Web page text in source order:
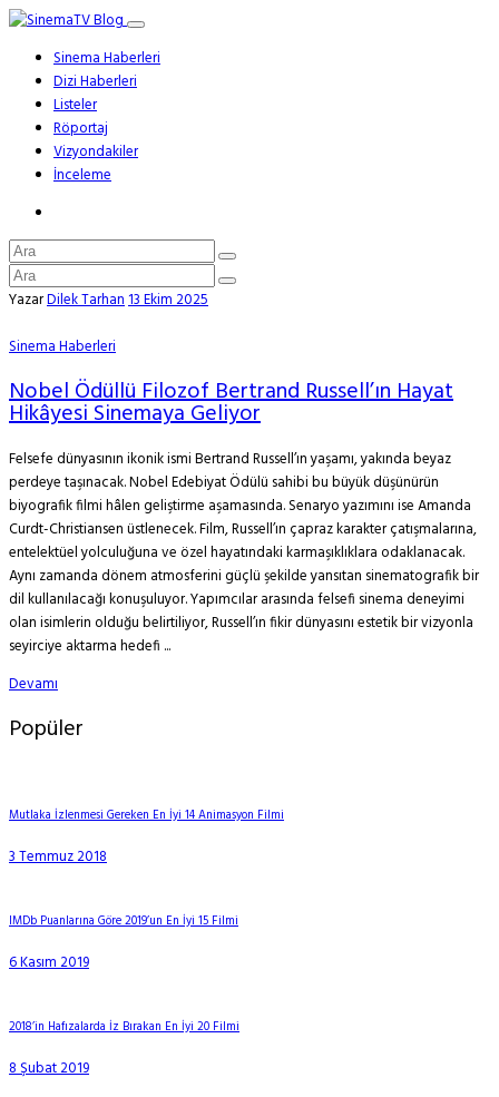
Sinema Haberleri
Dizi Haberleri
Listeler
Röportaj
Vizyondakiler
İnceleme
YazarDilek Tarhan13 Ekim 2025
Sinema Haberleri
Nobel Ödüllü Filozof Bertrand Russell’ın Hayat
Hikâyesi Sinemaya Geliyor
Felsefe dünyasının ikonik ismi Bertrand Russell’ın yaşamı, yakında beyaz
perdeye taşınacak. Nobel Edebiyat Ödülü sahibi bu büyük düşünürün
biyografik filmi hâlen geliştirme aşamasında. Senaryo yazımını ise Amanda
Curdt-Christiansen üstlenecek. Film, Russell’ın çapraz karakter çatışmalarına,
entelektüel yolculuğuna ve özel hayatındaki karmaşıklıklara odaklanacak.
Aynı zamanda dönem atmosferini güçlü şekilde yansıtan sinematografik bir
dil kullanılacağı konuşuluyor. Yapımcılar arasında felsefi sinema deneyimi
olan isimlerin olduğu belirtiliyor, Russell’ın fikir dünyasını estetik bir vizyonla
seyirciye aktarma hedefi ...
Devamı
Popüler
Mutlaka İzlenmesi Gereken En İyi 14 Animasyon Filmi
3 Temmuz 2018
IMDb Puanlarına Göre 2019’un En İyi 15 Filmi
6 Kasım 2019
2018’in Hafızalarda İz Bırakan En İyi 20 Filmi
8 Şubat 2019